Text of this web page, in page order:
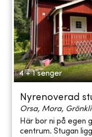
4 + 1 senger
Nyrenoverad
Orsa, Mora,
Här bor ni på egen
centrum. Stugan